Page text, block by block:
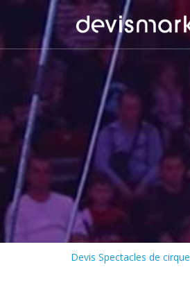
Devis Spectacles de cirque